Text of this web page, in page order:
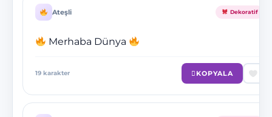
Ateşli Dekoratif
Merhaba Dünya
19 karakter KOPYALA